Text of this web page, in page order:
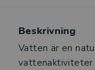
Beskrivning
Vatten är en
vattenaktiviteter